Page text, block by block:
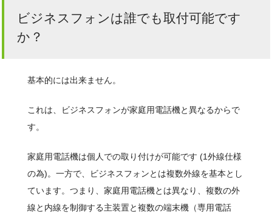
中古品から探す
セットから探す
主装置
ユニット
ビジネスフォンは誰でも取付可能です
か？
基本的には出来ません。
これは、ビジネスフォンが家庭用電話機と異なるからで
す。
家庭用電話機は個人での取り付けが可能です (1外線仕様
の為)。一方で、ビジネスフォンとは複数外線を基本とし
ています。つまり、家庭用電話機とは異なり、複数の外
線と内線を制御する主装置と複数の端末機（専用電話